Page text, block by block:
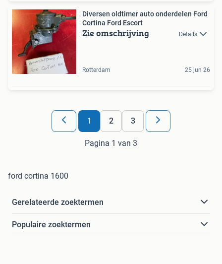
Diversen oldtimer auto onderdelen Ford
Cortina Ford Escort
Zie omschrijving Details
Rotterdam 25 jun 26
1 2 3
Pagina 1 van 3
ford cortina 1600
Gerelateerde zoektermen
Populaire zoektermen